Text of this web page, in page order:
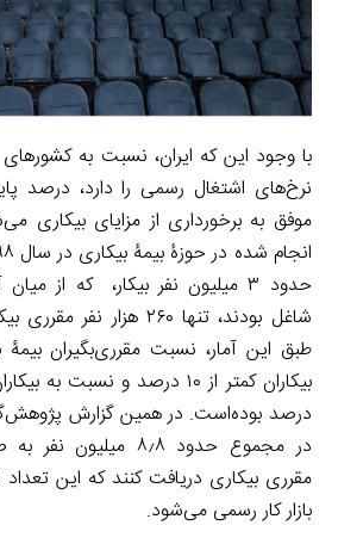
با وجود این که ایران، نسبت به کشورهای
نرخ‌های اشتغال رسمی را دارد، درصد
موفق به برخورداری از مزایای بیکاری
شاغل بودند، تنها ۲۶۰
طبق این آمار، نسبت مقرری‌بگیران بیمۀ
درصد بوده‌است. در همین گزارش
در مجموع حدود ۸٫۸
بازار کار رسمی می‌شود.